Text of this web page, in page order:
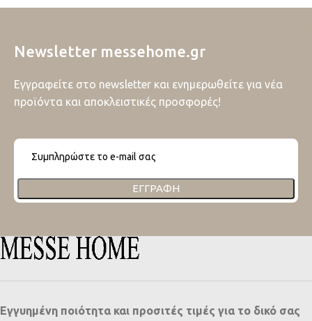
Newsletter messehome.gr
Εγγραφείτε στο newsletter και ενημερωθείτε για νέα
προϊόντα και αποκλειστικές προσφορές!
ΕΓΓΡΑΦΉ
Εγγυημένη ποιότητα και προσιτές τιμές για το δικό σας